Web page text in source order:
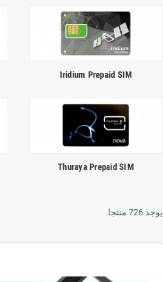
Iridium Prepaid SIM
Thuraya Prepaid SIM
يوجد 726 منتجا.